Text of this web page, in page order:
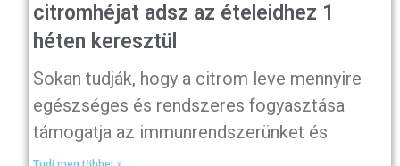
citromhéjat adsz az ételeidhez 1
héten keresztül
Sokan tudják, hogy a citrom leve mennyire
egészséges és rendszeres fogyasztása
támogatja az immunrendszerünket és